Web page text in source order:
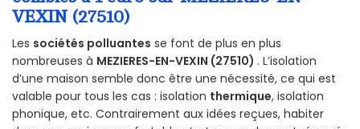
VEXIN (27510)
Les sociétés polluantes se font de plus en plus
nombreuses à MEZIERES-EN-VEXIN (27510) . L’isolation
d’une maison semble donc être une nécessité, ce qui est
valable pour tous les cas : isolation thermique, isolation
phonique, etc. Contrairement aux idées reçues, habiter